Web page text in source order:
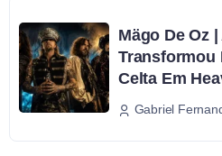
Mägo De Oz
Transformou
Celta Em
Gabriel